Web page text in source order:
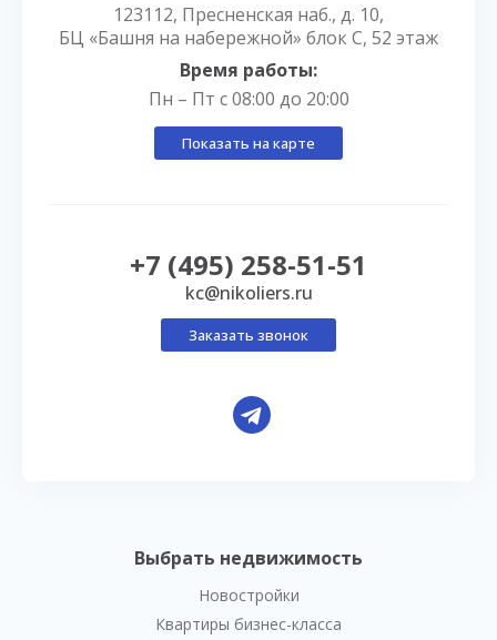
Выбрать недвижимость
Новостройки
Квартиры бизнес-класса
123112, Пресненская наб., д. 10,
БЦ «Башня на набережной» блок С, 52 этаж
Время работы:
Пн – Пт с 08:00 до 20:00
Показать на карте
+7 (495) 258-51-51
kc@nikoliers.ru
Заказать звонок